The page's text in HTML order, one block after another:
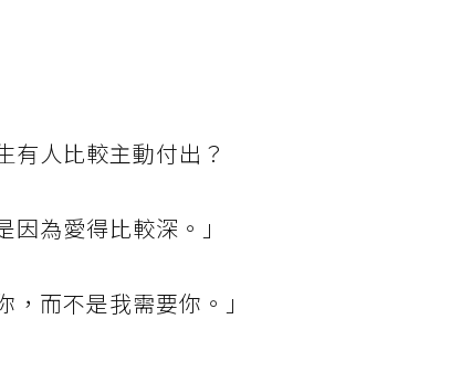
有人比較主動付出？
為愛得比較深。」
而不是我需要你。」